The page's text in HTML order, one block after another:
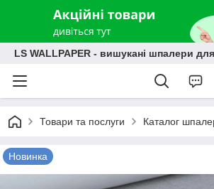
LS WALLPAPER - вишукані шпалери
Товари та послуги Каталог
Новинка